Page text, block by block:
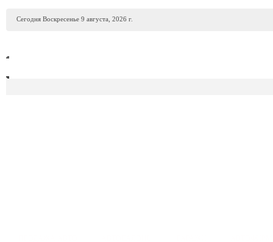
Сегодня Воскресенье 9 августа, 2026 г.